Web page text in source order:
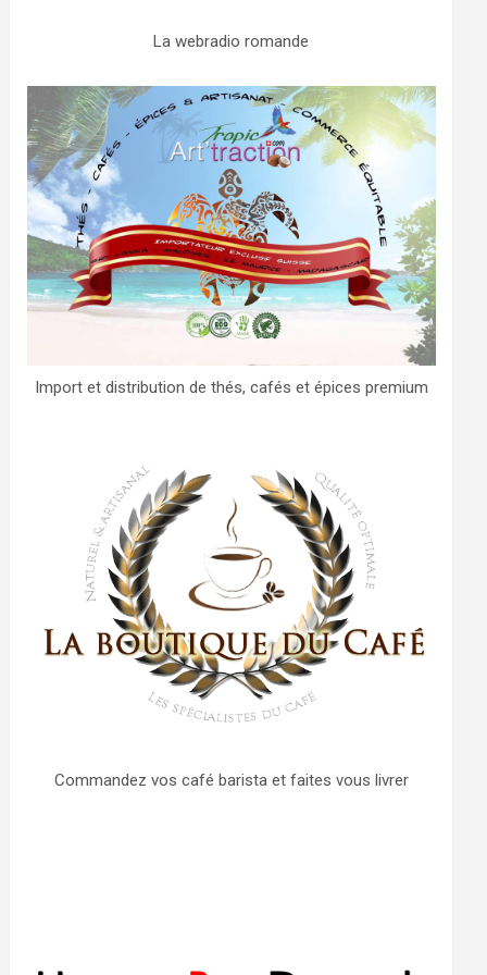
La webradio romande
Import et distribution de thés, cafés et épices premium
Commandez vos café barista et faites vous livrer